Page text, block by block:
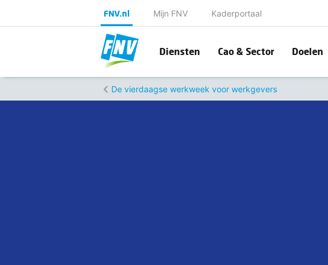
FNV.nl Mijn FNV Kaderportaal
Diensten Cao & Sector Doelen
De vierdaagse werkweek voor werkgevers